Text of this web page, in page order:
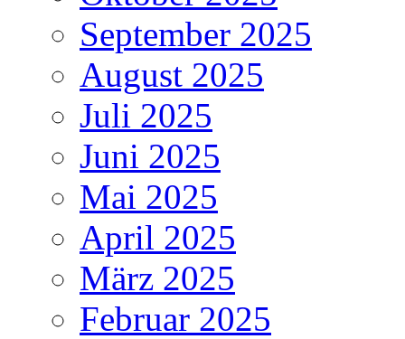
September 2025
August 2025
Juli 2025
Juni 2025
Mai 2025
April 2025
März 2025
Februar 2025